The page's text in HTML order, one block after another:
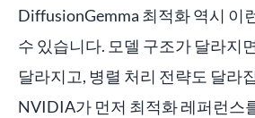
DiffusionGemma 최적화 역시 이
수 있습니다. 모델 구조가 달라지
달라지고, 병렬 처리 전략도 달라
NVIDIA가 먼저 최적화 레퍼런스